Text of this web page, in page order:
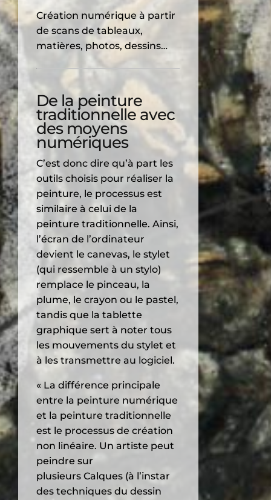
Création numérique à partir
de scans de tableaux,
matières, photos, dessins…
De la peinture
traditionnelle avec
des moyens
numériques
C’est donc dire qu’à part les
outils choisis pour réaliser la
peinture, le processus est
similaire à celui de la
peinture traditionnelle. Ainsi,
l’écran de l’ordinateur
devient le canevas, le stylet
(qui ressemble à un stylo)
remplace le pinceau, la
plume, le crayon ou le pastel,
tandis que la tablette
graphique sert à noter tous
les mouvements du stylet et
à les transmettre au logiciel.
« La différence principale
entre la peinture numérique
et la peinture traditionnelle
est le processus de création
non linéaire. Un artiste peut
peindre sur
plusieurs Calques (à l’instar
des techniques du dessin